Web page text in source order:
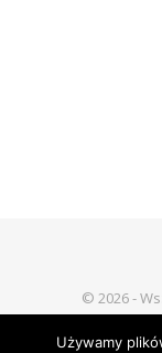
© 2026 -
Używamy